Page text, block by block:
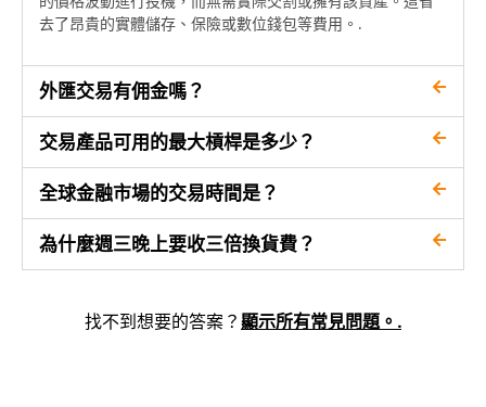
去了昂貴的實體儲存、保險或數位錢包等費用。.
外匯交易有佣金嗎？
交易產品可用的最大槓桿是多少？
全球金融市場的交易時間是？
為什麼週三晚上要收三倍換貨費？
找不到想要的答案？顯示所有常見問題。.